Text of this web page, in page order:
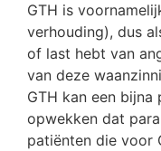
GTH is
verhouding), dus
of last hebt van
van deze
GTH kan een bijna
opwekken dat
patiënten die voor